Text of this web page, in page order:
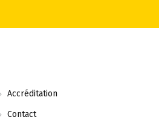
Accréditation
Contact